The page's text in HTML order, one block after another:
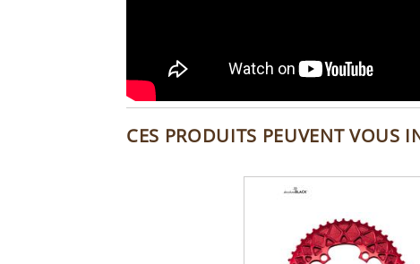
CES PRODUITS PEUVENT VOUS